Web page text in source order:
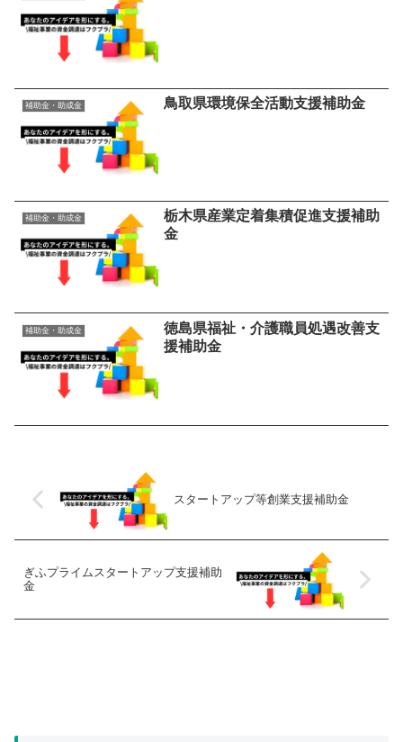
補助金・助成金 鳥取県環境保全活動支援補助金
補助金・助成金
栃木県産業定着集積促進支援補助
金
補助金・助成金
徳島県福祉・介護職員処遇改善支
援補助金
スタートアップ等創業支援補助金
ぎふプライムスタートアップ支援補助
金